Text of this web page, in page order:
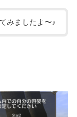
みましたよ〜♪